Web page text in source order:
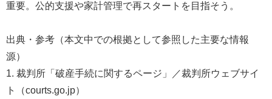
重要。公的支援や家計管理で再スタートを目指そう。
出典・参考（本文中での根拠として参照した主要な情報
源）
1. 裁判所「破産手続に関するページ」／裁判所ウェブサイ
ト（courts.go.jp）